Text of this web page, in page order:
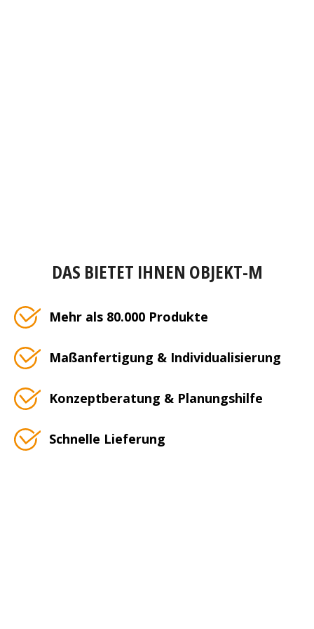
DAS BIETET IHNEN OBJEKT-M
Mehr als 80.000 Produkte
Maßanfertigung & Individualisierung
Konzeptberatung & Planungshilfe
Schnelle Lieferung